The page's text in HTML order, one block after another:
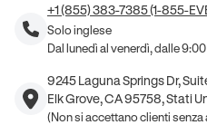
+1 (855) 383-7385 (1-855-
Solo inglese
Dal lunedì al venerdì, dalle
9245 Laguna Springs Dr,
Elk Grove, CA 95758, Stati
(Non si accettano clienti